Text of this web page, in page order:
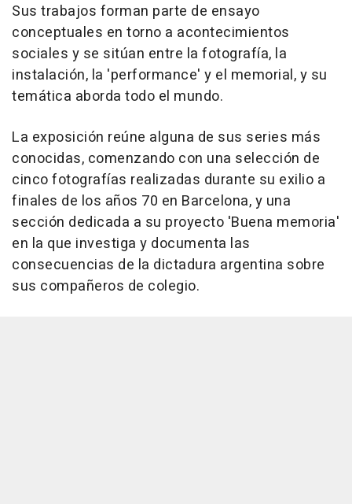
Sus trabajos forman parte de ensayo
conceptuales en torno a acontecimientos
sociales y se sitúan entre la fotografía, la
instalación, la 'performance' y el memorial, y su
temática aborda todo el mundo.
La exposición reúne alguna de sus series más
conocidas, comenzando con una selección de
cinco fotografías realizadas durante su exilio a
finales de los años 70 en Barcelona, y una
sección dedicada a su proyecto 'Buena memoria'
en la que investiga y documenta las
consecuencias de la dictadura argentina sobre
sus compañeros de colegio.